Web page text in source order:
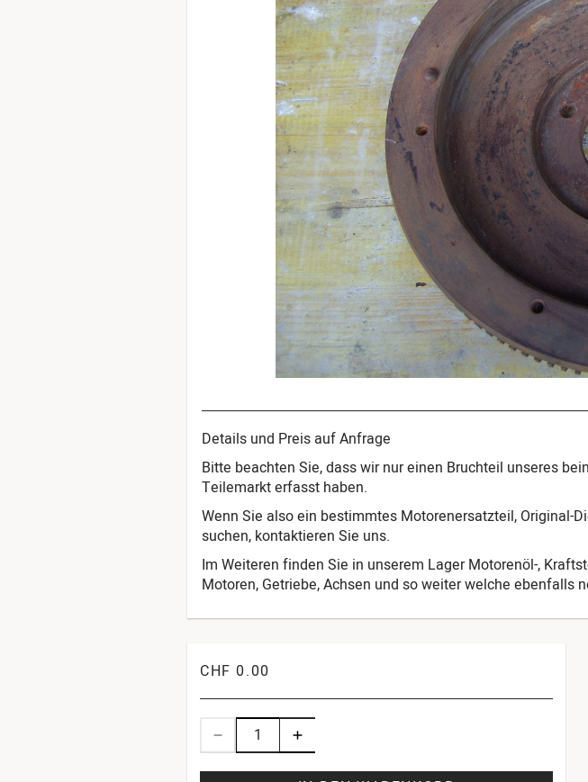
Details und Preis auf Anfrage
Bitte beachten Sie, dass wir nur einen Bruchteil unseres
Teilemarkt erfasst haben.
Wenn Sie also ein bestimmtes Motorenersatzteil, Original-
suchen, kontaktieren Sie uns.
Im Weiteren finden Sie in unserem Lager Motorenöl-,
Motoren, Getriebe, Achsen und so weiter welche ebenfalls
CHF 0.00